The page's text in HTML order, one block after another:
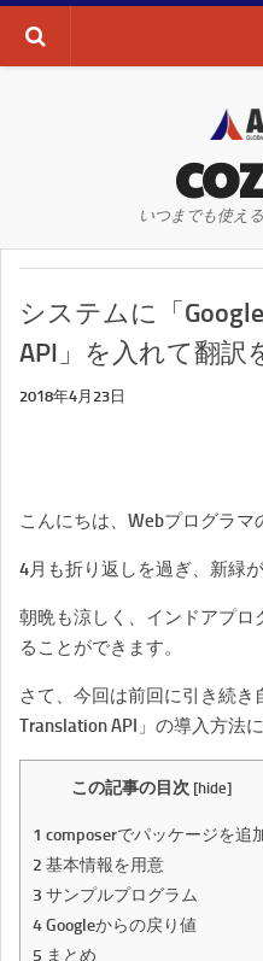
AI・ディープラーニング
WEBサイト
WEBマーケティング
SEO
SNS
いつまでも使え
システムに「
API」を入れて翻訳
2018年4月23日
こんにちは、Webプログラマ
4月も折り返しを過ぎ、新緑
朝晩も涼しく、インドアプロ
ることができます。
さて、今回は前回に引き続き
Translation API」の導入方法
この記事の目次 [hide]
1 composerでパッケージを追
2 基本情報を用意
3 サンプルプログラム
4Googleからの戻り値
5 まとめ